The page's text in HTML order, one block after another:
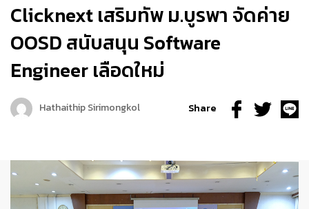
Clicknext เสริมทัพ ม.บูรพา จัดค่าย
OOSD สนับสนุน Software
Engineer เลือดใหม่
Hathaithip Sirimongkol Share